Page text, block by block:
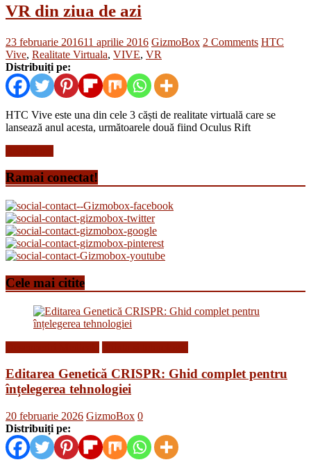
VR din ziua de azi
23 februarie 201611 aprilie 2016 GizmoBox 2 Comments HTC
Vive, Realitate Virtuala, VIVE, VR
Distribuiți pe:
HTC Vive este una din cele 3 căști de realitate virtuală care se
lansează anul acesta, următoarele două fiind Oculus Rift
Ramai conectat!
Cele mai citite
Editarea Genetică CRISPR: Ghid complet pentru
înțelegerea tehnologiei
20 februarie 2026 GizmoBox 0
Distribuiți pe: